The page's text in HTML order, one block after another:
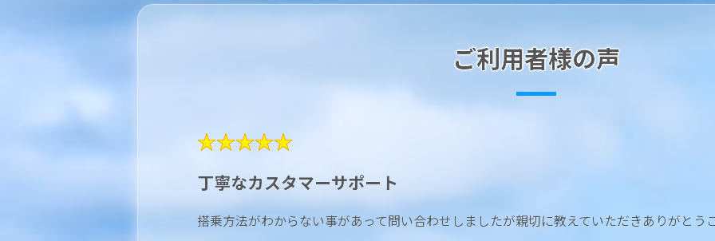
ご利用者様の声
★★★★★
丁寧なカスタマーサポート
搭乗方法がわからない事があって問い合わせしましたが親切に教えていただきありがとう